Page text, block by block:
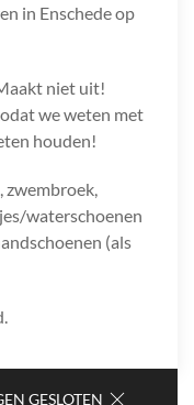
in Enschede op
niet uit!
we weten met
houden!
zwembroek,
waterschoenen
(als
GESLOTEN